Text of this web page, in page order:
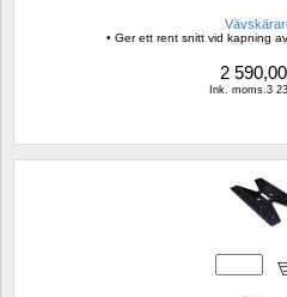
• Ger ett rent snitt vid kapning
2 590,00
Ink. moms.3